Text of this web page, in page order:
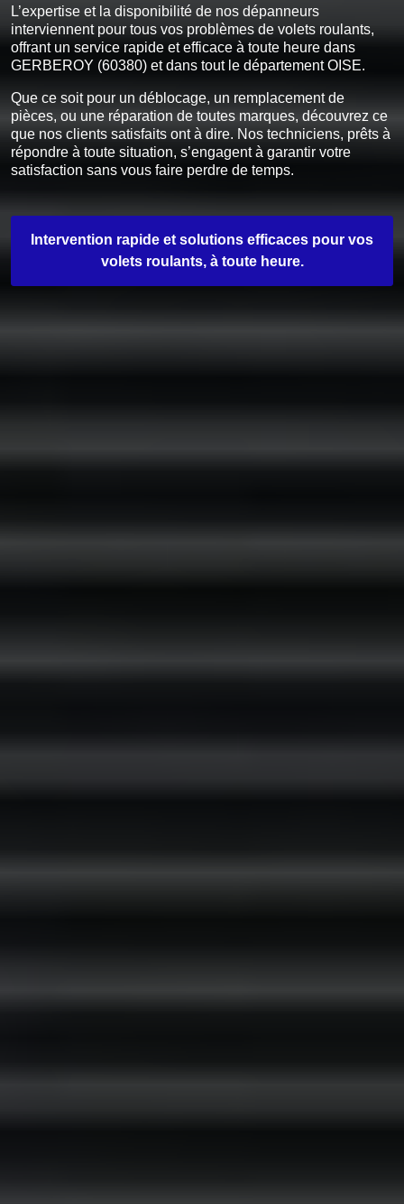
L’expertise et la disponibilité de nos dépanneurs
interviennent pour tous vos problèmes de volets roulants,
offrant un service rapide et efficace à toute heure dans
GERBEROY (60380) et dans tout le département OISE.
Que ce soit pour un déblocage, un remplacement de
pièces, ou une réparation de toutes marques, découvrez ce
que nos clients satisfaits ont à dire. Nos techniciens, prêts à
répondre à toute situation, s’engagent à garantir votre
satisfaction sans vous faire perdre de temps.
Intervention rapide et solutions efficaces pour vos
volets roulants, à toute heure.